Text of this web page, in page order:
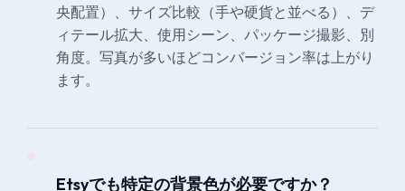
央配置）、サイズ比較（手や硬貨と並べる）、デ
ィテール拡大、使用シーン、パッケージ撮影、別
角度。写真が多いほどコンバージョン率は上がり
ます。
Etsyでも特定の背景色が必要ですか？